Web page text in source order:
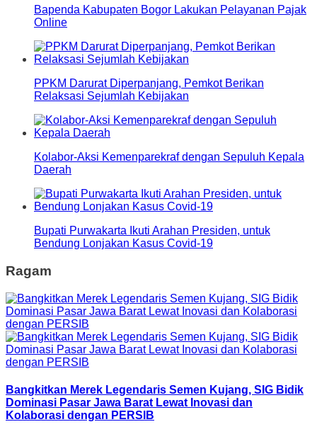
Bapenda Kabupaten Bogor Lakukan Pelayanan Pajak
Online
PPKM Darurat Diperpanjang, Pemkot Berikan
Relaksasi Sejumlah Kebijakan
Kolabor-Aksi Kemenparekraf dengan Sepuluh Kepala
Daerah
Bupati Purwakarta Ikuti Arahan Presiden, untuk
Bendung Lonjakan Kasus Covid-19
Ragam
Bangkitkan Merek Legendaris Semen Kujang, SIG Bidik
Dominasi Pasar Jawa Barat Lewat Inovasi dan
Kolaborasi dengan PERSIB